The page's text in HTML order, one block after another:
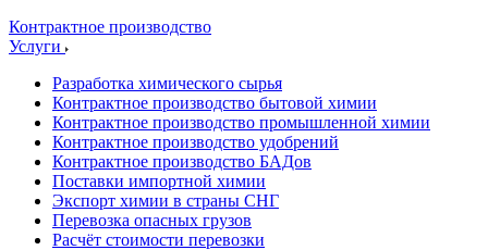
Контрактное производство
Услуги
Разработка химического сырья
Контрактное производство бытовой химии
Контрактное производство промышленной химии
Контрактное производство удобрений
Контрактное производство БАДов
Поставки импортной химии
Экспорт химии в страны СНГ
Перевозка опасных грузов
Расчёт стоимости перевозки